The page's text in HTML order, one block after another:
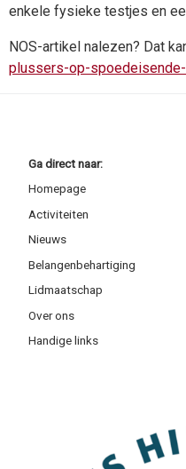
enkele fysieke testjes en
NOS-artikel nalezen? Dat
plussers-op-
Ga direct naar:
Homepage
Activiteiten
Nieuws
Belangenbehartiging
Lidmaatschap
Over ons
Handige links